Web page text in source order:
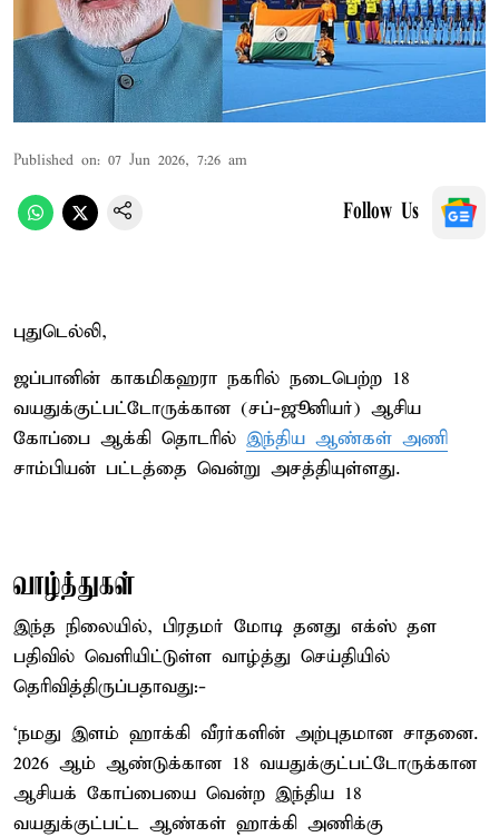
Published on: 07 Jun 2026, 7:26 am
Follow Us
புதுடெல்லி,
ஜப்பானின் காகமிகஹரா நகரில் நடைபெற்ற 18
வயதுக்குட்பட்டோருக்கான (சப்-ஜூனியர்) ஆசிய
கோப்பை ஆக்கி தொடரில் இந்திய ஆண்கள் அணி
சாம்பியன் பட்டத்தை வென்று அசத்தியுள்ளது.
வாழ்த்துகள்
இந்த நிலையில், பிரதமர் மோடி தனது எக்ஸ் தள
பதிவில் வெளியிட்டுள்ள வாழ்த்து செய்தியில்
தெரிவித்திருப்பதாவது:-
‘நமது இளம் ஹாக்கி வீரர்களின் அற்புதமான சாதனை.
2026 ஆம் ஆண்டுக்கான 18 வயதுக்குட்பட்டோருக்கான
ஆசியக் கோப்பையை வென்ற இந்திய 18
வயதுக்குட்பட்ட ஆண்கள் ஹாக்கி அணிக்கு